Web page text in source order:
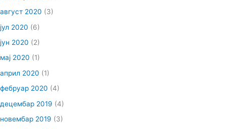
август 2020 (3)
јул 2020 (6)
јун 2020 (2)
мај 2020 (1)
април 2020 (1)
фебруар 2020 (4)
децембар 2019 (4)
новембар 2019 (3)